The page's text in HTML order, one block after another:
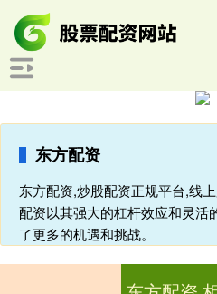
东方配资
东方配资,炒股配资正规平台,线
配资以其强大的杠杆效应和灵活
了更多的机遇和挑战。